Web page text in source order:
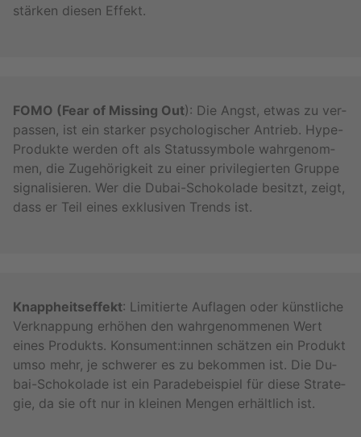
stär­ken die­sen Ef­fekt.
FOMO (Fear of Mis­sing Out): Die Angst, etwas zu ver­
pas­sen, ist ein star­ker psy­cho­lo­gi­scher An­trieb. Hype-
Pro­duk­te wer­den oft als Sta­tus­sym­bo­le wahr­ge­nom­
men, die Zu­ge­hö­rig­keit zu einer pri­vi­le­gier­ten Grup­pe
si­gna­li­sie­ren. Wer die Du­bai-Scho­ko­la­de be­sitzt, zeigt,
dass er Teil eines ex­klu­si­ven Trends ist.
Knapp­heits­ef­fekt: Li­mi­tier­te Auf­la­gen oder künst­li­che
Ver­knap­pung er­hö­hen den wahr­ge­nom­me­nen Wert
eines Pro­dukts. Kon­su­ment:innen schät­zen ein Pro­dukt
umso mehr, je schwe­rer es zu be­kom­men ist. Die Du­
bai-Scho­ko­la­de ist ein Pa­ra­de­bei­spiel für diese Stra­te­
gie, da sie oft nur in klei­nen Men­gen er­hält­lich ist.